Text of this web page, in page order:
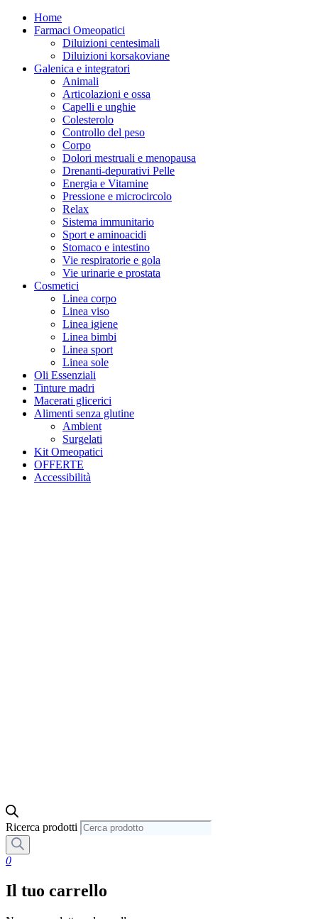
Home
Farmaci Omeopatici
Diluizioni centesimali
Diluizioni korsakoviane
Galenica e integratori
Animali
Articolazioni e ossa
Capelli e unghie
Colesterolo
Controllo del peso
Corpo
Dolori mestruali e menopausa
Drenanti-depurativi Pelle
Energia e Vitamine
Pressione e microcircolo
Relax
Sistema immunitario
Sport e aminoacidi
Stomaco e intestino
Vie respiratorie e gola
Vie urinarie e prostata
Cosmetici
Linea corpo
Linea viso
Linea igiene
Linea bimbi
Linea sport
Linea sole
Oli Essenziali
Tinture madri
Macerati glicerici
Alimenti senza glutine
Ambient
Surgelati
Kit Omeopatici
OFFERTE
Accessibilità
Ricerca prodotti
0
Il tuo carrello